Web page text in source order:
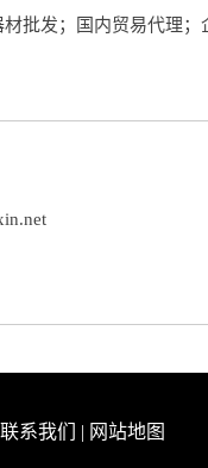
批发；国内贸易代理；
联系我们 | 网站地图